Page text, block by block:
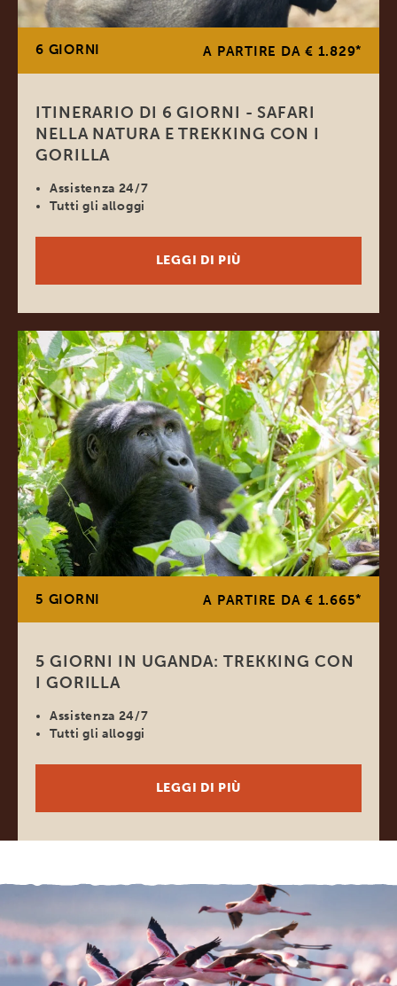
6 GIORNI A PARTIRE DA € 1.829*
ITINERARIO DI 6 GIORNI - SAFARI
NELLA NATURA E TREKKING CON I
GORILLA
Assistenza 24/7
Tutti gli alloggi
LEGGI DI PIÙ
5 GIORNI A PARTIRE DA € 1.665*
5 GIORNI IN UGANDA: TREKKING CON
I GORILLA
Assistenza 24/7
Tutti gli alloggi
LEGGI DI PIÙ